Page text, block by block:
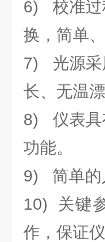
6) 校准过
换，简单
7) 光源采
长、无温
8) 仪表具
功能。
9) 简单的
10) 关键
作，保证